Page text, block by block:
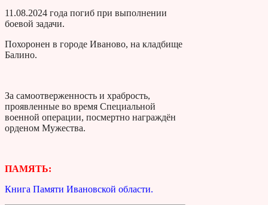
11.08.2024 года погиб при выполнении
боевой задачи.
Похоронен в городе Иваново, на кладбище
Балино.
За самоотверженность и храбрость,
проявленные во время Специальной
военной операции, посмертно награждён
орденом Мужества.
ПАМЯТЬ:
Книга Памяти Ивановской области.